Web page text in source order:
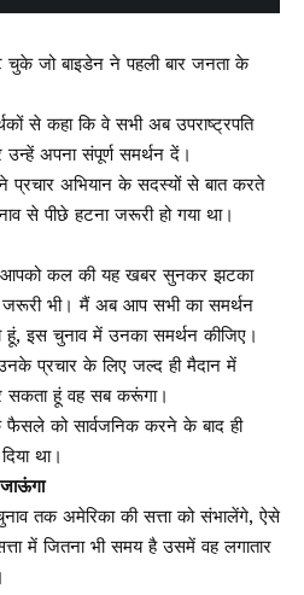
चुके जो बाइडेन ने पहली बार जनता के
से कहा कि वे सभी अब उपराष्ट्रपति
अपना संपूर्ण समर्थन दें।
प्रचार अभियान के सदस्यों से बात करते
से पीछे हटना जरूरी हो गया था।
आपको कल की यह खबर सुनकर झटका
जरूरी भी। मैं अब आप सभी का समर्थन
हूं, इस चुनाव में उनका समर्थन कीजिए।
प्रचार के लिए जल्द ही मैदान में
हूं वह सब करूंगा।
को सार्वजनिक करने के बाद ही
था।
तक अमेरिका की सत्ता को संभालेंगे, ऐसे
में जितना भी समय है उसमें वह लगातार